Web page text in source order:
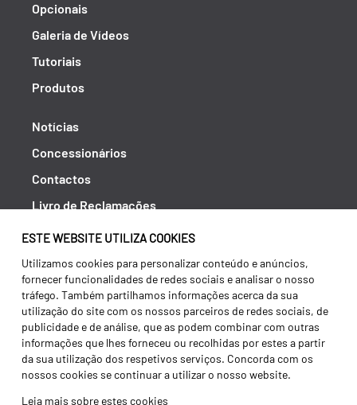
ESTE WEBSITE UTILIZA COOKIES
Utilizamos cookies para personalizar conteúdo e anúncios,
fornecer funcionalidades de redes sociais e analisar o nosso
tráfego. Também partilhamos informações acerca da sua
utilização do site com os nossos parceiros de redes sociais, de
publicidade e de análise, que as podem combinar com outras
informações que lhes forneceu ou recolhidas por estes a partir
da sua utilização dos respetivos serviços. Concorda com os
nossos cookies se continuar a utilizar o nosso website.
Leia mais sobre estes cookies
Opcionais
Galeria de Vídeos
Tutoriais
Produtos
Notícias
Concessionários
Contactos
Livro de Reclamações
Política de Privacidade
Canal de Denúncias (RGPC)
Termos e condições